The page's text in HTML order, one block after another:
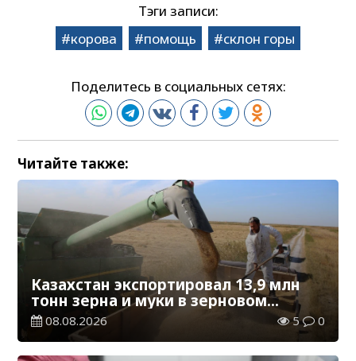
Тэги записи:
корова
помощь склон горы
Поделитесь в социальных сетях:
Читайте также:
Казахстан экспортировал 13,9 млн
тонн зерна и муки в зерновом
эквиваленте
08.08.2026 5 0